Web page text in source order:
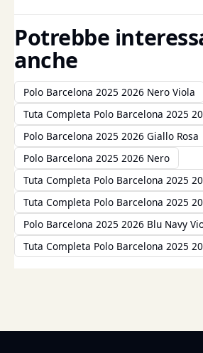
Potrebbe
anche
Polo Barcelona 2025 2026 Nero Viola
Tuta Completa Polo Barcelona 2025
Polo Barcelona 2025 2026 Giallo Rosa
Polo Barcelona 2025 2026 Nero
Tuta Completa Polo Barcelona 2025
Tuta Completa Polo Barcelona 2025
Polo Barcelona 2025 2026 Blu Navy
Tuta Completa Polo Barcelona 2025